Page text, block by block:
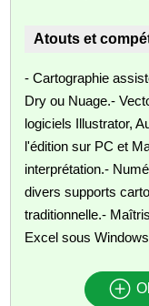
Atouts et
- Cartographie
Dry ou Nuage.-
logiciels Illustrator,
l'édition sur PC et
interprétation.-
divers supports
traditionnelle.-
Excel sous